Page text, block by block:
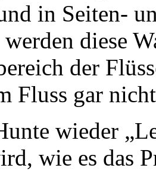
in Seiten-
diese
der
Fluss gar
wieder
wie es das